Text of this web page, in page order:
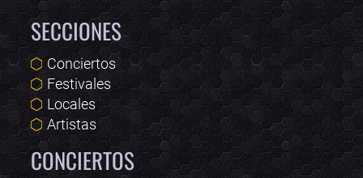
SECCIONES
Conciertos
Festivales
Locales
Artistas
CONCIERTOS